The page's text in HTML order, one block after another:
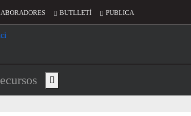
BUTLLETÍ PUBLICA
de l'encapçalament
Show main menu